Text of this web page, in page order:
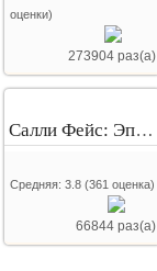
оценки)
273904 раз(а)
Салли Фейс: Эпизод 2
Средняя:3.8 (361 оценка)
66844 раз(а)